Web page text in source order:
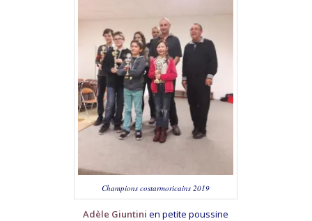
Champions costarmoricains 2019
Adèle Giuntini en petite poussine